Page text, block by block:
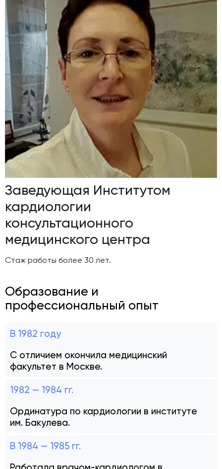
Заведующая Институтом
кардиологии
консультационного
медицинского центра
Стаж работы более 30 лет.
Образование и
профессиональный опыт
В 1982 году
С отличием окончила медицинский
факультет в Москве.
1982 — 1984 гг.
Ординатура по кардиологии в институте
им. Бакулева.
В 1984 — 1985 гг.